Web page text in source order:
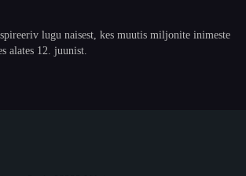
lugu naisest, kes muutis miljonite inimeste
alates 12. juunist.